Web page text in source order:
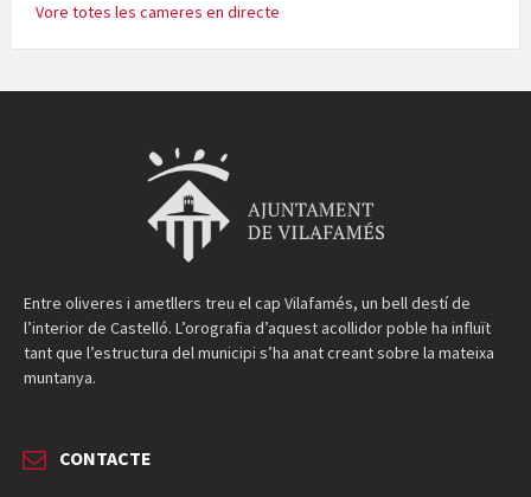
Vore totes les cameres en directe
Entre oliveres i ametllers treu el cap Vilafamés, un bell destí de
l’interior de Castelló. L’orografia d’aquest acollidor poble ha influït
tant que l’estructura del municipi s’ha anat creant sobre la mateixa
muntanya.
CONTACTE